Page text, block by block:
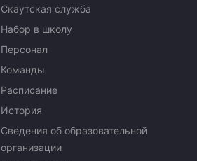
Скаутская служба
Набор в школу
Персонал
Команды
Расписание
История
Сведения об образовательной
организации